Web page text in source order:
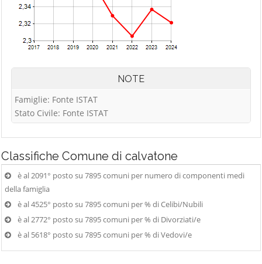
NOTE
Famiglie: Fonte ISTAT
Stato Civile: Fonte ISTAT
Classifiche Comune di calvatone
è al 2091° posto su 7895 comuni per numero di componenti medi
della famiglia
è al 4525° posto su 7895 comuni per % di Celibi/Nubili
è al 2772° posto su 7895 comuni per % di Divorziati/e
è al 5618° posto su 7895 comuni per % di Vedovi/e